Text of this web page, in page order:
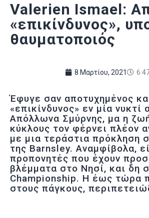
Valerien Ismael:
«επικίνδυνος»,
θαυματοποιός
8 Μαρτίου, 2021
Έφυγε σαν αποτυχημένος
«επικίνδυνος» εν μία νυκτί
Απόλλωνα Σμύρνης, μα η
κύκλους τον φέρνει πλέον
με μια τεράστια πρόκληση
της Barnsley. Αναμφίβολα,
προπονητές που έχουν
βλέμματα στο Νησί, και δη
Championship. H έως τώρα
στους πάγκους,